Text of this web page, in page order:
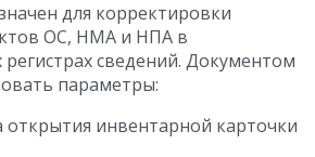
для корректировки
ОС, НМА и НПА в
сведений. Документом
параметры:
открытия инвентарной карточки